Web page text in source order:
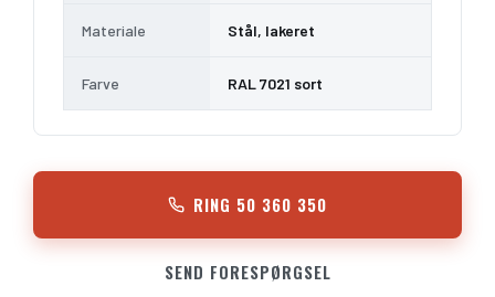
Materiale Stål, lakeret
Farve RAL 7021 sort
RING 50 360 350
SEND FORESPØRGSEL